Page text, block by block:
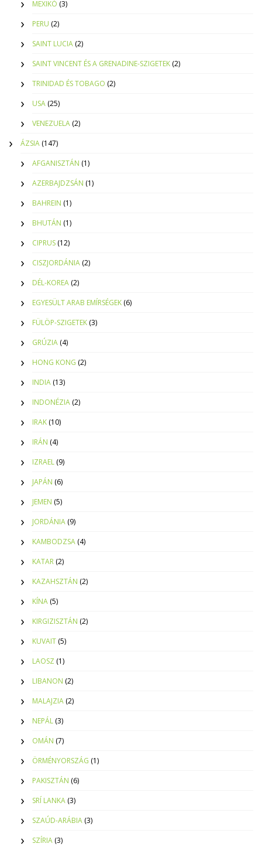
MEXIKÓ (3)
PERU (2)
SAINT LUCIA (2)
SAINT VINCENT ÉS A GRENADINE-SZIGETEK (2)
TRINIDAD ÉS TOBAGO (2)
USA (25)
VENEZUELA (2)
ÁZSIA (147)
AFGANISZTÁN (1)
AZERBAJDZSÁN (1)
BAHREIN (1)
BHUTÁN (1)
CIPRUS (12)
CISZJORDÁNIA (2)
DÉL-KOREA (2)
EGYESÜLT ARAB EMÍRSÉGEK (6)
FÜLÖP-SZIGETEK (3)
GRÚZIA (4)
HONG KONG (2)
INDIA (13)
INDONÉZIA (2)
IRAK (10)
IRÁN (4)
IZRAEL (9)
JAPÁN (6)
JEMEN (5)
JORDÁNIA (9)
KAMBODZSA (4)
KATAR (2)
KAZAHSZTÁN (2)
KÍNA (5)
KIRGIZISZTÁN (2)
KUVAIT (5)
LAOSZ (1)
LIBANON (2)
MALAJZIA (2)
NEPÁL (3)
OMÁN (7)
ÖRMÉNYORSZÁG (1)
PAKISZTÁN (6)
SRÍ LANKA (3)
SZAÚD-ARÁBIA (3)
SZÍRIA (3)